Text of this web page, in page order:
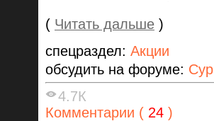
( Читать дальше )
спецраздел: Акции
обсудить на форуме:
4.7К
Комментарии ( 24 )